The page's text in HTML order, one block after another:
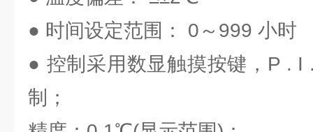
● 时间设定范围： 0～999 小时
● 控制采用数显触摸按键，P . I
制；